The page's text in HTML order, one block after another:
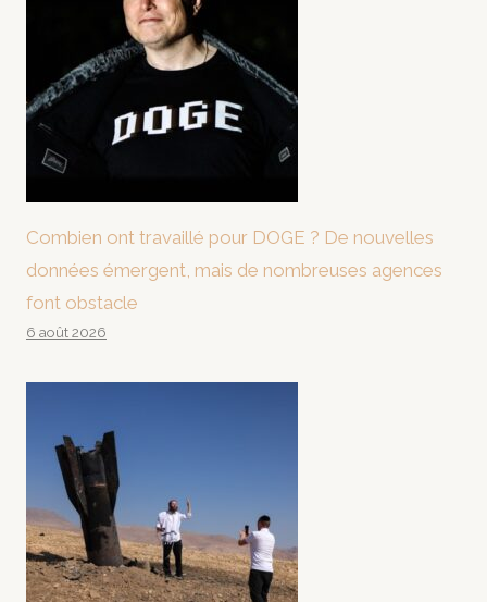
Combien ont travaillé pour DOGE ? De nouvelles
données émergent, mais de nombreuses agences
font obstacle
6 août 2026